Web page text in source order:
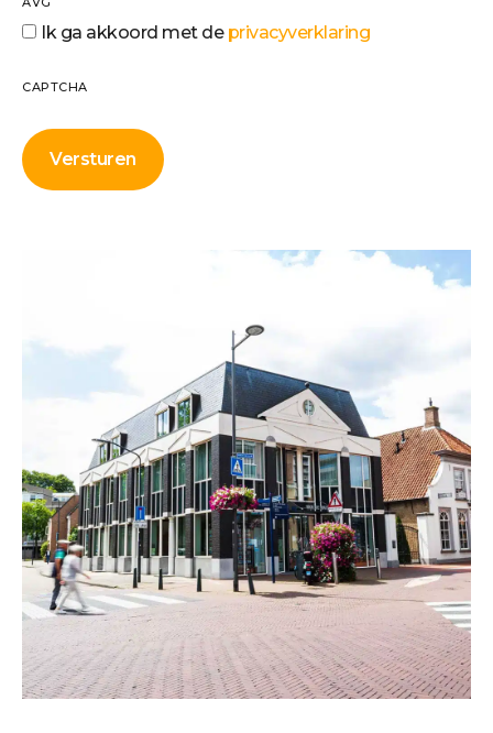
Ik ga akkoord met de privacyverklaring
CAPTCHA